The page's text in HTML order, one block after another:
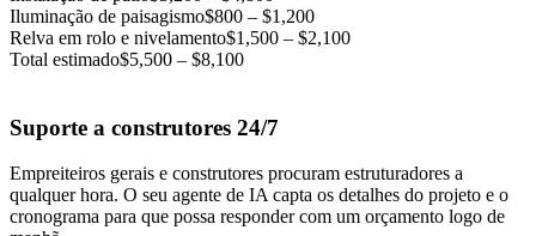
Iluminação de paisagismo$800 – $1,200
Relva em rolo e nivelamento$1,500 – $2,100
Total estimado$5,500 – $8,100
Suporte a construtores 24/7
Empreiteiros gerais e construtores procuram estruturadores a
qualquer hora. O seu agente de IA capta os detalhes do projeto e o
cronograma para que possa responder com um orçamento logo de